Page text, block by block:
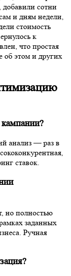
сотни
и дням недели,
стоимость
к
что простая
об этом и других
анализ — раз в
ставок.
но полностью
заданных
Ручная